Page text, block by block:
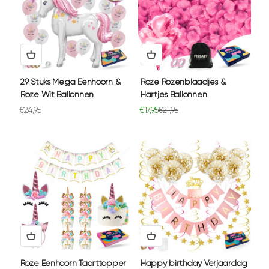
29 Stuks Mega Eenhoorn &
Roze Wit Ballonnen
Aanbiedingsprijs
€24,95
Roze Rozenblaadjes &
Hartjes Ballonnen
Aanbiedingsprijs
€17,95Normale prijs
€21,95
Roze Eenhoorn Taarttopper
Happy birthday Verjaardag